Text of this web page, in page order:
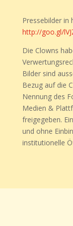
Pressebilder
http://goo.gl/
Die Clowns
Bilder sind
Bezug auf die
Nennung des
Medien &
freigegeben.
und ohne
institutionelle